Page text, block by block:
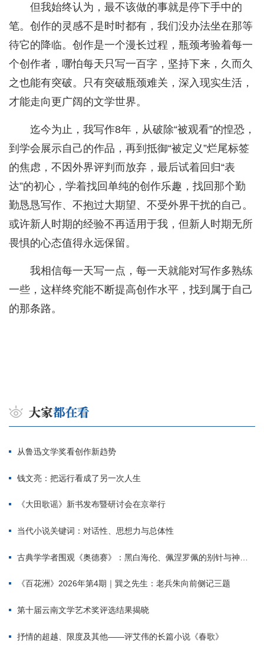
但我始终认为，最不该做的事就是停下手中的
笔。创作的灵感不是时时都有，我们没办法坐在那等
待它的降临。创作是一个漫长过程，瓶颈考验着每一
个创作者，哪怕每天只写一百字，坚持下来，久而久
之也能有突破。只有突破瓶颈难关，深入现实生活，
才能走向更广阔的文学世界。
迄今为止，我写作8年，从破除“被观看”的惶恐，
到学会展示自己的作品，再到抵御“被定义”烂尾标签
的焦虑，不因外界评判而放弃，最后试着回归“表
达”的初心，学着找回单纯的创作乐趣，找回那个勤
勤恳恳写作、不抱过大期望、不受外界干扰的自己。
或许新人时期的经验不再适用于我，但新人时期无所
畏惧的心态值得永远保留。
我相信每一天写一点，每一天就能对写作多熟练
一些，这样终究能不断提高创作水平，找到属于自己
的那条路。
从鲁迅文学奖看创作新趋势
钱文亮：把远行看成了另一次人生
《大田歌谣》新书发布暨研讨会在京举行
当代小说关键词：对话性、思想力与总体性
古典学学者围观《奥德赛》：黑白海伦、佩涅罗佩的别针与神秘入侵者
《百花洲》2026年第4期｜巽之先生：老兵朱向前侧记三题
第十届云南文学艺术奖评选结果揭晓
抒情的超越、限度及其他——评艾伟的长篇小说《春歌》